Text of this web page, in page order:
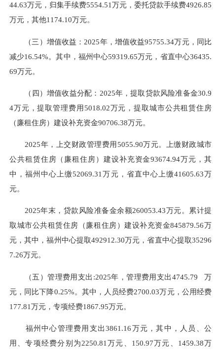
44.63万元，归集手续费5554.51万元，委托贷款手续费4926.85
万元，其他1174.10万元。
（三）增值收益 ： 2025年，增值收益95755.34万元，同比
减少16.54%。其中，福州中心59319.65万元，省直中心36435.
69万元。
（四）增值收益分配： 2025年，提取贷款风险准备金30.9
4万元，提取管理费用5018.02万元，提取城市公共租赁住房
（廉租住房）建设补充资金90706.38万元。
2025年，上交财政管理费用5055.90万元。上缴财政城市
公共租赁住房（廉租住房）建设补充资金93674.94万元，其
中，福州中心上缴52069.31万元，省直中心上缴41605.63万
元。
2025年末，贷款风险准备金余额260053.43万元。累计提
取城市公共租赁住房（廉租住房）建设补充资金845879.56万
元，其中，福州中心提取492912.30万元，省直中心提取35296
7.26万元。
（五）管理费用支出:2025年，管理费用支出4745.79 万
元，同比下降0.25%。其中，人员经费2700.03万元，公用经费
177.81万元，专项经费1867.95万元。
福州中心管理费用支出3861.16万元，其中，人员、公
用、专项经费分别为2250.81万元、150.97万元、1459.38万